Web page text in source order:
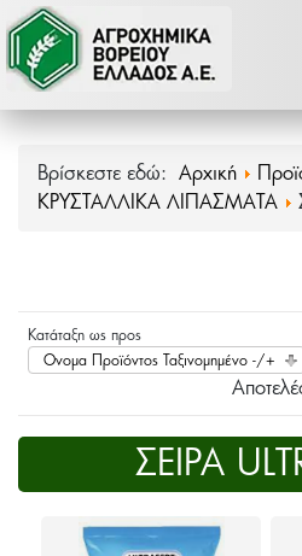
Βρίσκεστε εδώ: Αρχική
ΚΡΥΣΤΑΛΛΙΚΑ ΛΙΠΑΣΜΑΤΑ
Κατάταξη ως προς
Ονομα Προϊόντος Ταξινομημένο -/+
ΣΕΙΡΑ